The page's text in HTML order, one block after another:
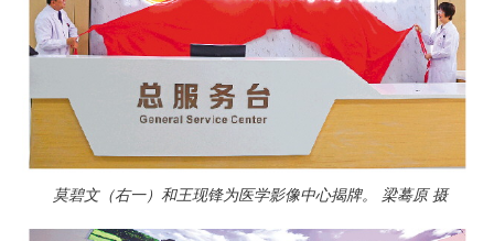
莫碧文（右一）和王现锋为医学影像中心揭牌。 梁蓦原 摄